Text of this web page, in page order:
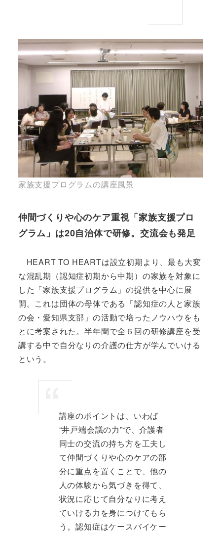
家族支援プログラムの講座風景
仲間づくりや心のケア重視「家族支援プロ
グラム」は20自治体で研修。交流会も発足
HEART TO HEARTは設立初期より、最も大変
な混乱期（認知症初期から中期）の家族を対象に
した「家族支援プログラム」の提供を中心に展
開。これは団体の母体である「認知症の人と家族
の会・愛知県支部」の活動で培ったノウハウをも
とに考案された。半年間で全６回の研修講座を受
講する中で自分なりの介護の仕方が学んでいける
という。
講座のポイントは、いわば
“井戸端会議の力”で、介護者
同士の交流の持ち方を工夫し
て仲間づくりや心のケアの部
分に重点を置くことで、他の
人の体験から気づきを得て、
状況に応じて自分なりに考え
ていける力を身につけてもら
う。認知症はケースバイケー